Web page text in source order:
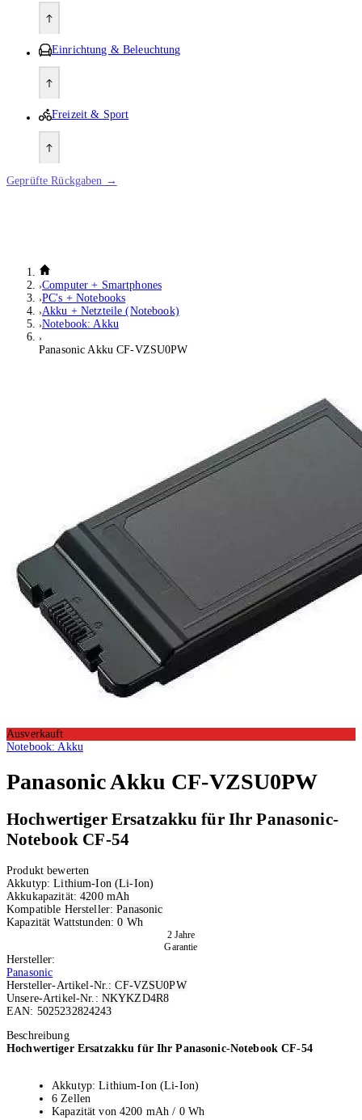
Einrichtung & Beleuchtung
Freizeit & Sport
Geprüfte Rückgaben →
Computer + Smartphones
PC's + Notebooks
Akku + Netzteile (Notebook)
Notebook: Akku
Panasonic Akku CF-VZSU0PW
Ausverkauft
Notebook: Akku
PanasonicAkku CF-VZSU0PW
Hochwertiger Ersatzakku für Ihr Panasonic-
Notebook CF-54
Produkt bewerten
Akkutyp:Lithium-Ion (Li-Ion)
Akkukapazität:4200 mAh
Kompatible Hersteller:Panasonic
Kapazität Wattstunden:0 Wh
2 Jahre
Garantie
Hersteller:
Panasonic
Hersteller-Artikel-Nr.:CF-VZSU0PW
Unsere-Artikel-Nr.: NKYKZD4R8
EAN: 5025232824243
Beschreibung
Hochwertiger Ersatzakku für Ihr Panasonic-Notebook CF-54
Akkutyp: Lithium-Ion (Li-Ion)
6 Zellen
Kapazität von 4200 mAh / 0 Wh